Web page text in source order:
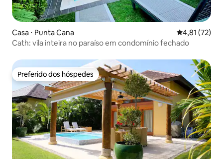
Casa ⋅ Punta Cana 4,81 de uma
4,81 (72)
Cath: vila inteira no paraíso em condomínio fechado
Preferido dos hóspedes
Preferido dos hóspedes